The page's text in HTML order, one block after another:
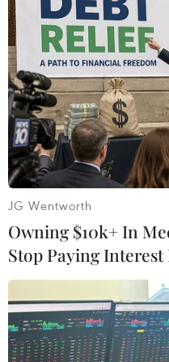
Giả danh lãnh đạo
điện lừa đảo chiếm
02/04/2024 03:58
Các đối tượng gọi điện
chương trình từ thiện, đề
phí từ người dân và các
tỉnh, thành phố khác.
JG Wentworth
Owning $10k+ In
Stop Paying